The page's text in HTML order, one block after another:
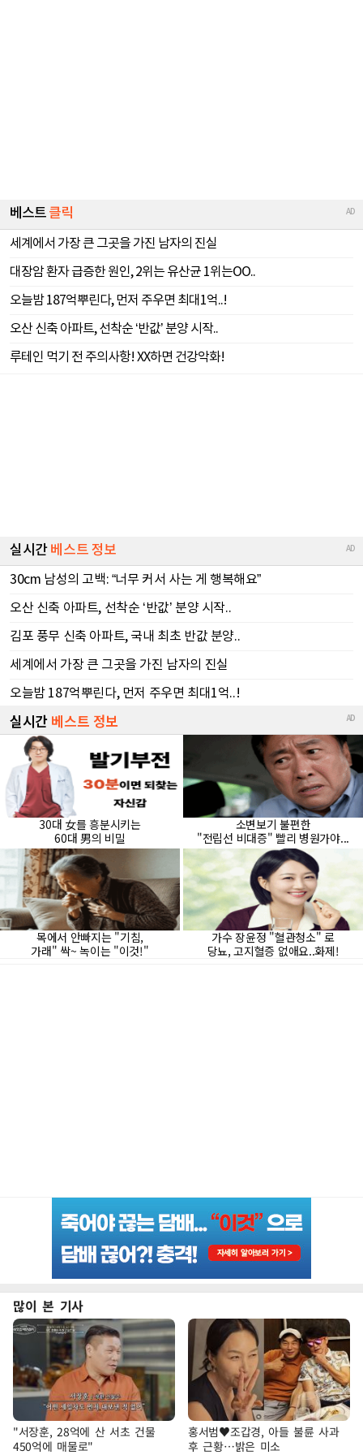
많이 본 기사
"서장훈, 28억에 산 서초 건물
450억에 매물로"
홍서범♥조갑경, 아들 불륜 사과
후 근황…밝은 미소